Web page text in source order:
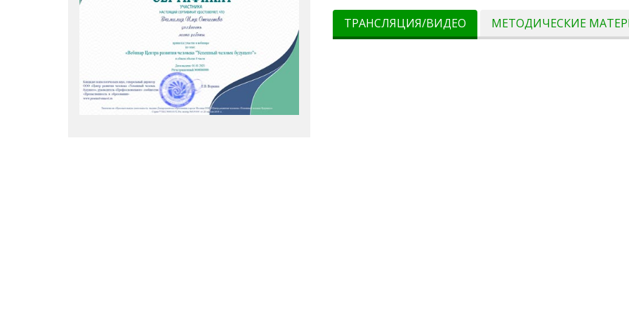
ТРАНСЛЯЦИЯ/ВИДЕО МЕТОДИЧЕСКИЕ